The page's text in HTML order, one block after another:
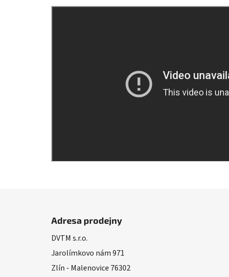
Adresa prodejny
DVTM s.r.o.
Jarolímkovo nám 971
Zlín - Malenovice 76302